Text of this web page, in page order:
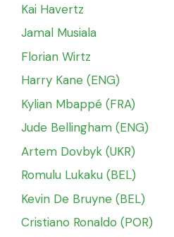
Kai Havertz
Jamal Musiala
Florian Wirtz
Harry Kane (ENG)
Kylian Mbappé (FRA)
Jude Bellingham (ENG)
Artem Dovbyk (UKR)
Romulu Lukaku (BEL)
Kevin De Bruyne (BEL)
Cristiano Ronaldo (POR)